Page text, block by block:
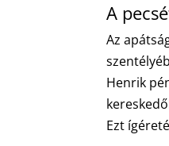
A
Az
Henrik
Ezt